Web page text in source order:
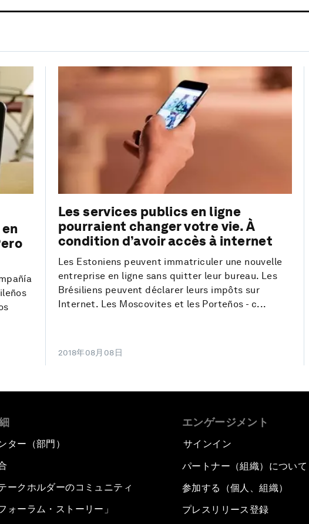
Les services publics en ligne
pourraient changer votre vie. À
condition d’avoir accès à internet
Les Estoniens peuvent immatriculer une nouvelle
entreprise en ligne sans quitter leur bureau. Les
Brésiliens peuvent déclarer leurs impôts sur
Internet. Les Moscovites et les Porteños - c...
2018年08月08日
ター（部門）
ークホルダーのコミュニティ
フォーラム・ストーリー」
エンゲージメント
サインイン
パートナー（組織）について
参加する（個人、組織）
プレスリリース登録